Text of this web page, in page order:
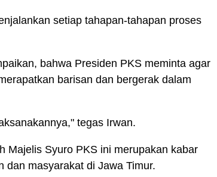
setiap tahapan-tahapan proses
bahwa Presiden PKS meminta agar
barisan dan bergerak dalam
tegas Irwan.
Majelis Syuro PKS ini merupakan kabar
dan masyarakat di Jawa Timur.